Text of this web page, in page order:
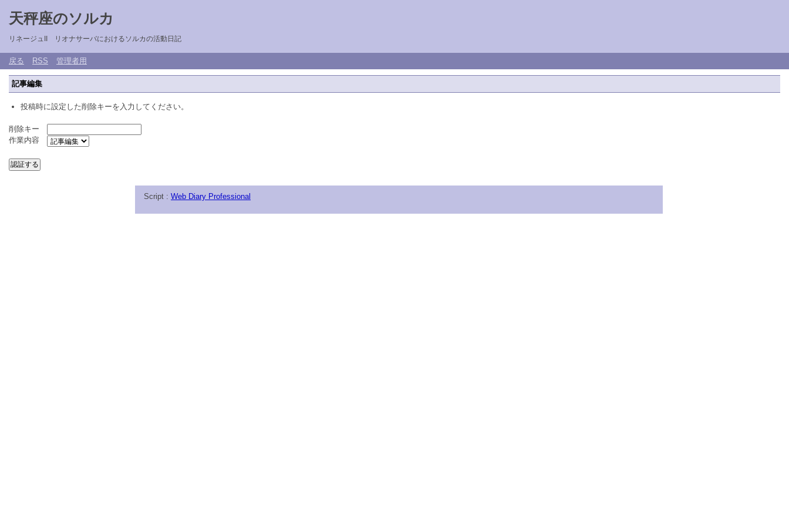
天秤座のソルカ
リネージュII リオナサーバにおけるソルカの活動日記
戻る RSS 管理者用
記事編集
投稿時に設定した削除キーを入力してください。
削除キー
作業内容
Script : Web Diary Professional